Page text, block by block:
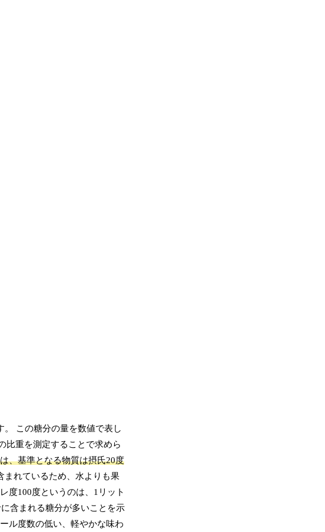
この糖分の量を数値で表し
比重を測定することで求めら
、基準となる物質は摂氏20度
まれているため、水よりも果
度100度というのは、1リット
含まれる糖分が多いことを示
ル度数の低い、軽やかな味わ